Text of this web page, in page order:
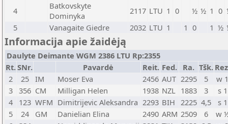
4
Batkovskyte
Dominyka
2117 LTU 1 0 ½ ½ 1 0
5
Vanagaite Giedre 2032 LTU 1 1 0 1 ½
Informacija apie žaidėją
Daulyte Deimante WGM 2386 LTU Rp:2355
Rt.SNr. Pavardė Reit. Fed. Ra. Tšk.
2
25 IM Moser Eva 2456 AUT 2295 5
w
3
356 CM Milligan Helen 1938 NZL 1883 3
s 1
4
123 WFM Dimitrijevic Aleksandra 2293 BIH 2225 4,5
s 1
5
24 GM Danielian Elina 2490 ARM 2509 6
w